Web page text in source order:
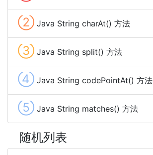
② Java String charAt() 方法
③ Java String split() 方法
④ Java String codePointAt() 方法
⑤ Java String matches() 方法
随机列表